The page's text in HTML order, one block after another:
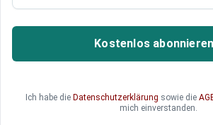
will Griechen
Die Troika plant neue drastische
Kostenlos
Ich habe die Datenschutzerklärung sowie die
mich einverstanden.